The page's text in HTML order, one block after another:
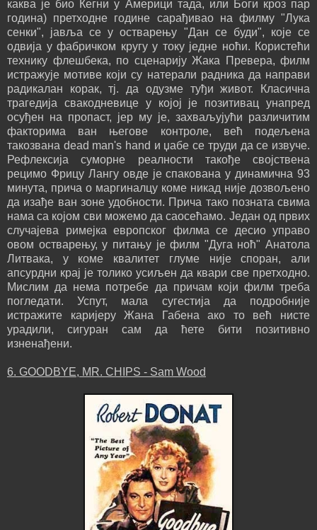
каква је био Кегни у Америци тада, или Боги кроз пар
година) претходне године сарађивао на филму "Лука
сенки", јавља се у остварењу "Дан се буди", које се
одвија у фабричком кругу у току једне ноћи. Користећи
технику флешбека, по сценарију Жака Превера, филм
истражује мотиве који су натерали радника да направи
радикалан корак, тј. да одузме туђи живот. Класична
трагедија свакодневице у којој је позитивац унапред
осуђен на пропаст, јер му је, захваљујући различитим
факторима ван његове контроле, већ подељена
такозвана dead man's hand и џабе се труди да се извуче.
Рефлексија суморне реалности такође својствена
рецимо Фрицу Лангу овде је спакована у динамична 93
минута, прича о маргиналцу коме никад није дозвољено
да изађе ван зоне удобности. Прича тако позната свима
нама са којом сви можемо да саосећамо. Један од првих
случајева римејка европског филма се десио управо
овом остварењу, у питању је филм "Дуга ноћ" Анатола
Литвака, у коме квалитет глуме није споран, али
апсурдни крај је толико усиљен да квари све претходно.
Мислим да нема потребе да причам који филм треба
погледати. Успут, мала сугестија да подробније
истражите каријеру Жана Габена ако то већ нисте
урадили, сигуран сам да ћете бити позитивно
изненађени.
6. GOODBYE, MR. CHIPS - Sam Wood